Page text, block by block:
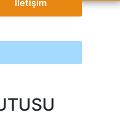
İletişim